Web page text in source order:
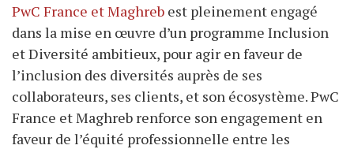
PwC France et Maghreb est pleinement engagé
dans la mise en œuvre d’un programme Inclusion
et Diversité ambitieux, pour agir en faveur de
l’inclusion des diversités auprès de ses
collaborateurs, ses clients, et son écosystème. PwC
France et Maghreb renforce son engagement en
faveur de l’équité professionnelle entre les